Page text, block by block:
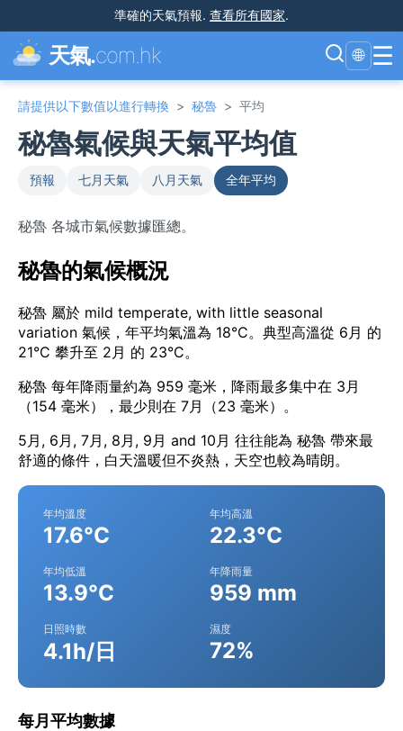
準確的天氣預報. 查看所有國家.
天氣.com.hk 🌐 ☰
請提供以下數值以進行轉換 > 秘魯 > 平均
秘魯氣候與天氣平均值
預報 七月天氣 八月天氣 全年平均
秘魯 各城市氣候數據匯總。
秘魯的氣候概況
秘魯 屬於 mild temperate, with little seasonal
variation 氣候，年平均氣溫為 18°C。典型高溫從 6月 的
21°C 攀升至 2月 的 23°C。
秘魯 每年降雨量約為 959 毫米，降雨最多集中在 3月
（154 毫米），最少則在 7月（23 毫米）。
5月, 6月, 7月, 8月, 9月 and 10月 往往能為 秘魯 帶來最
舒適的條件，白天溫暖但不炎熱，天空也較為晴朗。
年均溫度
17.6°C
年均高溫
22.3°C
年均低溫
13.9°C
年降雨量
959 mm
日照時數
4.1h/日
濕度
72%
每月平均數據